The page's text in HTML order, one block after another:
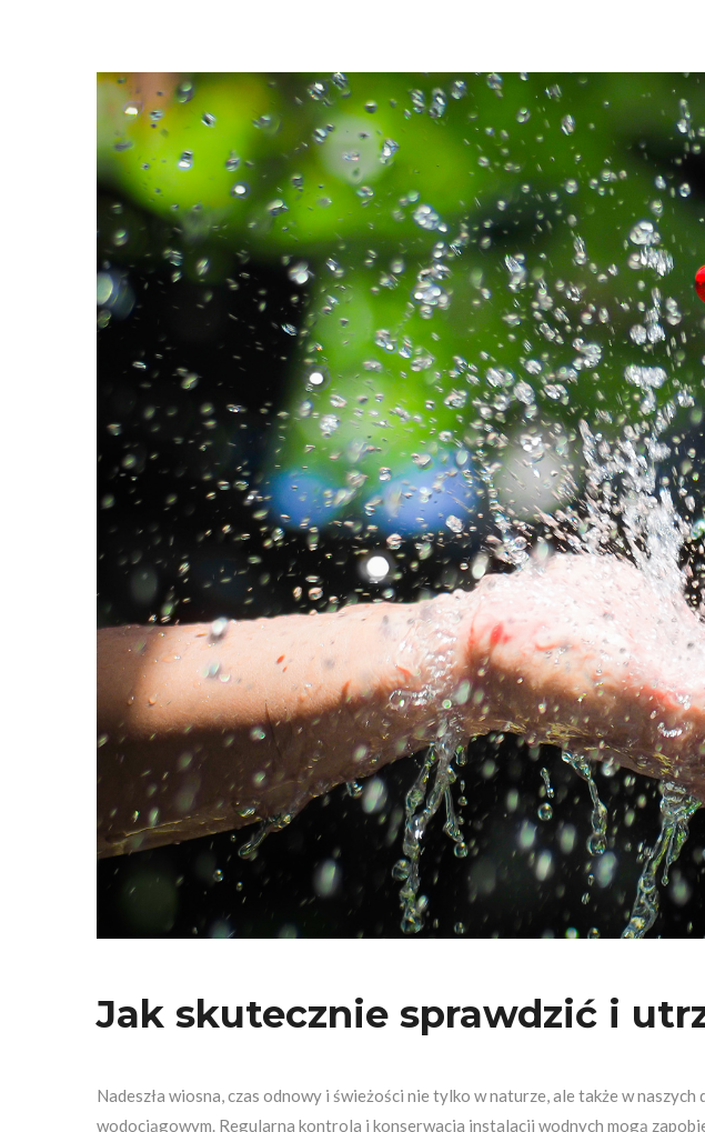
Jak skutecznie sprawdzić i
Nadeszła wiosna, czas odnowy i świeżości nie tylko w naturze, ale także w
wodociągowym. Regularna kontrola i konserwacja instalacji wodnych mogą